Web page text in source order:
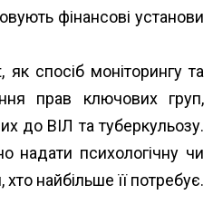
фінансові установи
спосіб моніторингу та
прав ключових груп,
до ВІЛ та туберкульозу.
надати психологічну чи
найбільше її потребує.